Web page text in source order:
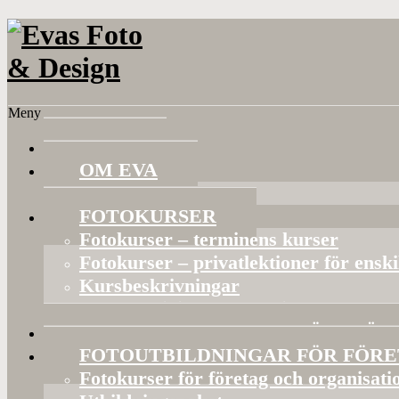
Meny
HEM
OM EVA
Referenser
FOTOKURSER
Fotokurser – terminens kurser
Fotokurser – privatlektioner för
Kursbeskrivningar
Gruppaktiviteter och privata kurser
BILDVISNINGAR OCH
FOTOUTBILDNINGAR FÖR
Fotokurser för företag och